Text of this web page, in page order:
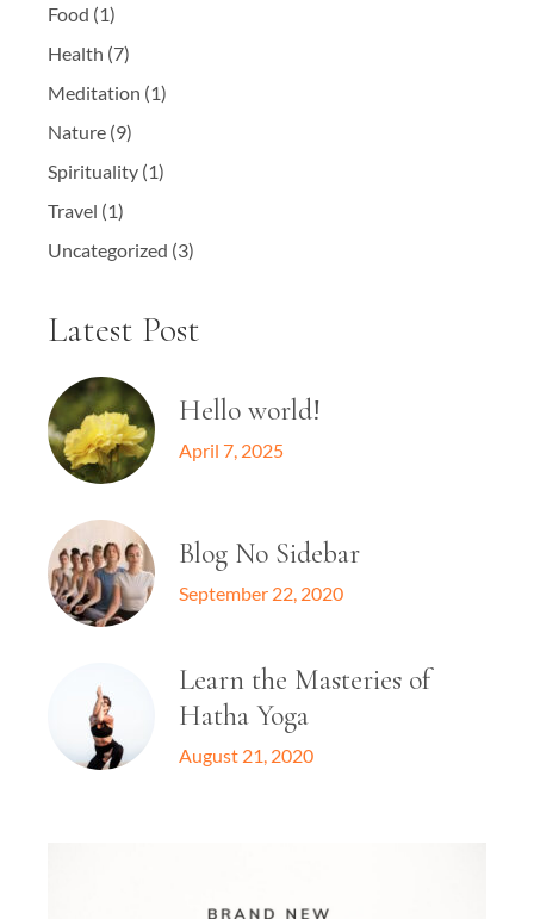
Food (1)
Health (7)
Meditation (1)
Nature (9)
Spirituality (1)
Travel (1)
Uncategorized (3)
Latest Post
Hello world!
April 7, 2025
Blog No Sidebar
September 22, 2020
Learn the Masteries of
Hatha Yoga
August 21, 2020